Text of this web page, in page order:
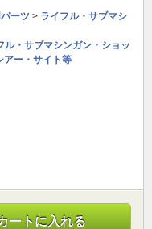
ーツ > ライフル・サブマシ
ル・サブマシンガン・ショッ
アー・サイト等
ートに入れる